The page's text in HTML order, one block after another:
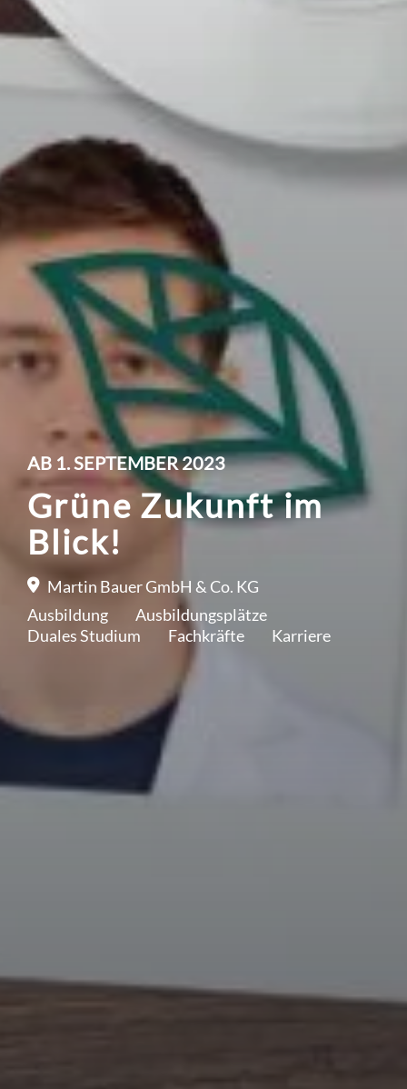
AB 1. SEPTEMBER 2023
Grüne Zukunft im
Blick!
Martin Bauer GmbH & Co. KG
Ausbildung
Ausbildungsplätze
Duales Studium
Fachkräfte Karriere